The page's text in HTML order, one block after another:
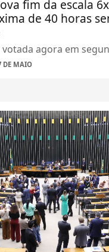
fim da escala
de 40 horas
agora em
DE MAIO